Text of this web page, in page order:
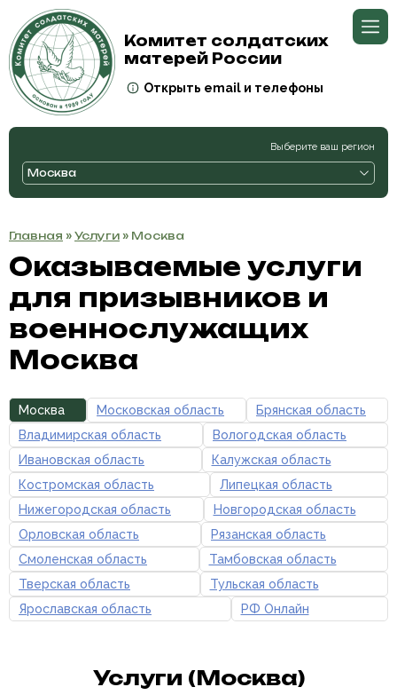
Комитет солдатских
матерей России
Открыть email и телефоны
Выберите ваш регион
Москва
Главная » Услуги » Москва
Оказываемые услуги
для призывников и
военнослужащих
Москва
Москва Московская область
Брянская область
Владимирская область
Вологодская область
Ивановская область
Калужская область
Костромская область
Липецкая область
Нижегородская область
Новгородская область
Орловская область
Рязанская область
Смоленская область
Тамбовская область
Тверская область
Тульская область
Ярославская область
РФ Онлайн
Услуги (Москва)